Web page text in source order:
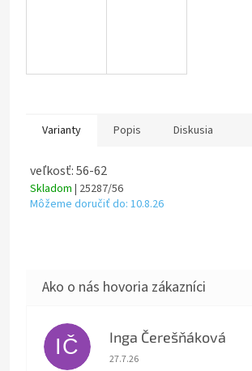
Varianty Popis Diskusia
veľkosť: 56-62
Skladom | 25287/56
Môžeme doručiť do: 10.8.26
IČ Inga Čerešňáková
Hodnotenie obchodu je 5 z 5
27.7.26